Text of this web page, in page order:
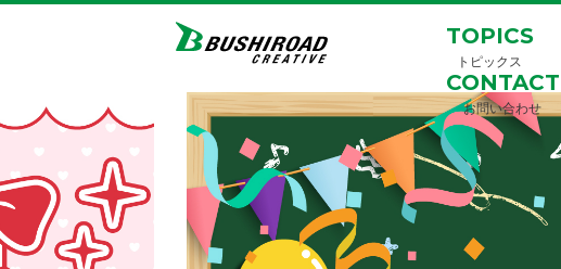
TOPICS
トピックス
CONTACT
お問い合わせ